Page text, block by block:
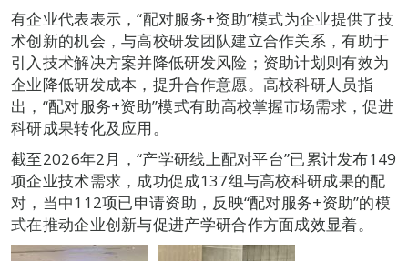
有企业代表表示，“配对服务+资助”模式为企业提供了技
术创新的机会，与高校研发团队建立合作关系，有助于
引入技术解决方案并降低研发风险；资助计划则有效为
企业降低研发成本，提升合作意愿。高校科研人员指
出，“配对服务+资助”模式有助高校掌握市场需求，促进
科研成果转化及应用。
截至2026年2月，“产学研线上配对平台”已累计发布149
项企业技术需求，成功促成137组与高校科研成果的配
对，当中112项已申请资助，反映“配对服务+资助”的模
式在推动企业创新与促进产学研合作方面成效显着。